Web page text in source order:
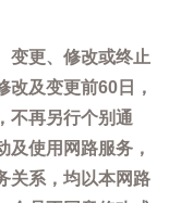
变更、修改或终止
改及变更前60日，
不再另行个别通
及使用网路服务，
关系，均以本网路